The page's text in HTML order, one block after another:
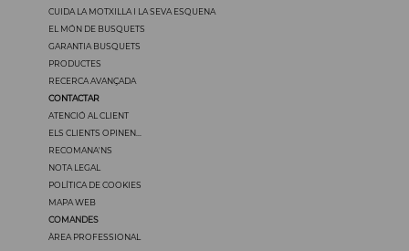
CUIDA LA MOTXILLA I LA SEVA ESQUENA
EL MÓN DE BUSQUETS
GARANTIA BUSQUETS
PRODUCTES
RECERCA AVANÇADA
CONTACTAR
ATENCIÓ AL CLIENT
ELS CLIENTS OPINEN...
RECOMANA'NS
NOTA LEGAL
POLÍTICA DE COOKIES
MAPA WEB
COMANDES
ÀREA PROFESSIONAL